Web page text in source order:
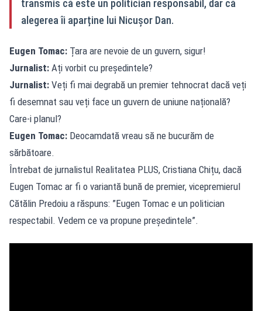
transmis că este un politician responsabil, dar că
alegerea îi aparține lui Nicușor Dan.
Eugen Tomac: Țara are nevoie de un guvern, sigur!
Jurnalist: Ați vorbit cu președintele?
Jurnalist: Veți fi mai degrabă un premier tehnocrat dacă veți
fi desemnat sau veți face un guvern de uniune națională?
Care-i planul?
Eugen Tomac: Deocamdată vreau să ne bucurăm de
sărbătoare.
Întrebat de jurnalistul Realitatea PLUS, Cristiana Chițu, dacă
Eugen Tomac ar fi o variantă bună de premier, vicepremierul
Cătălin Predoiu a răspuns: ”Eugen Tomac e un politician
respectabil. Vedem ce va propune președintele”.